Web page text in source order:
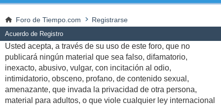
Foro de Tiempo.com Registrarse
Acuerdo de Registro
Usted acepta, a través de su uso de este foro, que no
publicará ningún material que sea falso, difamatorio,
inexacto, abusivo, vulgar, con incitación al odio,
intimidatorio, obsceno, profano, de contenido sexual,
amenazante, que invada la privacidad de otra persona,
material para adultos, o que viole cualquier ley internacional